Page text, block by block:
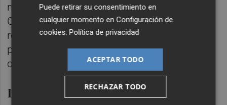
necesidades específicas de Equipe
Cerámicas. Durante todo el proceso se han
realizado pruebas y validaciones conjuntas
para garantizar la fiabilidad de los datos y el
correcto funcionamiento de la plataforma.
Digitalización y mejora continua
Puede retirar su consentimiento en
cualquier momento enConfiguración de
cookies .Política de privacidad
ACEPTAR TODO
RECHAZAR TODO